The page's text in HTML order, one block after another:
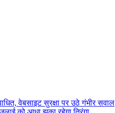
वेबसाइट सुरक्षा पर उठे गंभीर सवाल